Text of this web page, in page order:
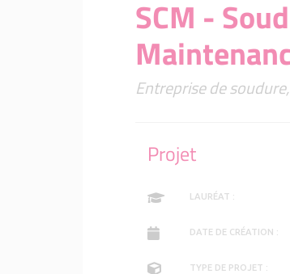
SCM -
Entreprise de
Projet
LAURÉAT :
DATE DE CRÉATION :
TYPE DE PROJET :